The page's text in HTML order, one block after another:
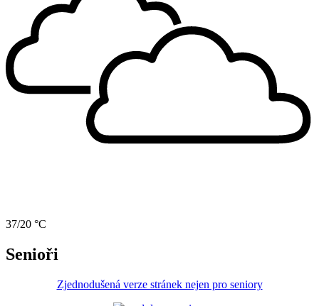
37/20 °C
Senioři
Zjednodušená verze stránek nejen pro seniory